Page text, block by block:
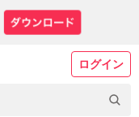
ログイン